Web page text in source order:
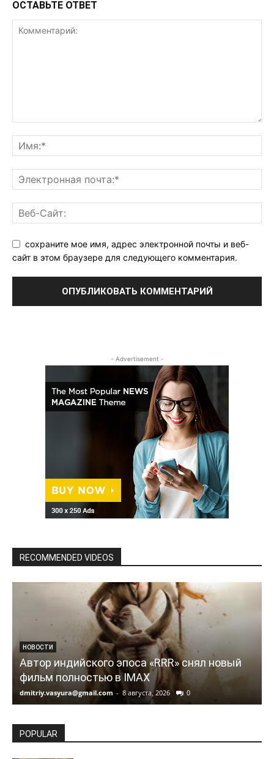
ОСТАВЬТЕ ОТВЕТ
сохраните мое имя, адрес электронной почты и веб-
сайт в этом браузере для следующего комментария.
- Advertisement -
RECOMMENDED VIDEOS
НОВОСТИ
Автор индийского эпоса «RRR» снял новый
фильм полностью в IMAX
dmitriy.vasyura@gmail.com - 8 августа, 2026 0
POPULAR